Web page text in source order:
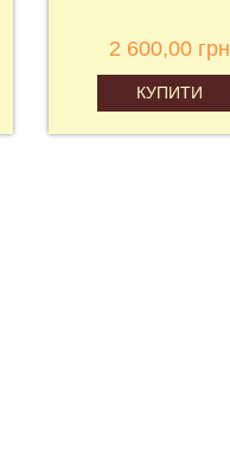
2 600,00 грн
КУПИТИ